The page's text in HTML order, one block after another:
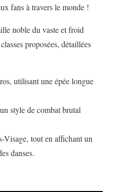
fans à travers le monde !
noble du vaste et froid
proposées, détaillées
utilisant une épée longue
style de combat brutal
Visage, tout en affichant un
danses.